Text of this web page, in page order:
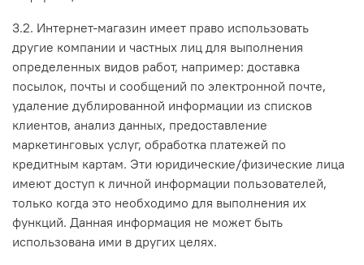
3.2. Интернет-магазин имеет право использовать
другие компании и частных лиц для выполнения
определенных видов работ, например: доставка
посылок, почты и сообщений по электронной почте,
удаление дублированной информации из списков
клиентов, анализ данных, предоставление
маркетинговых услуг, обработка платежей по
кредитным картам. Эти юридические/физические лица
имеют доступ к личной информации пользователей,
только когда это необходимо для выполнения их
функций. Данная информация не может быть
использована ими в других целях.